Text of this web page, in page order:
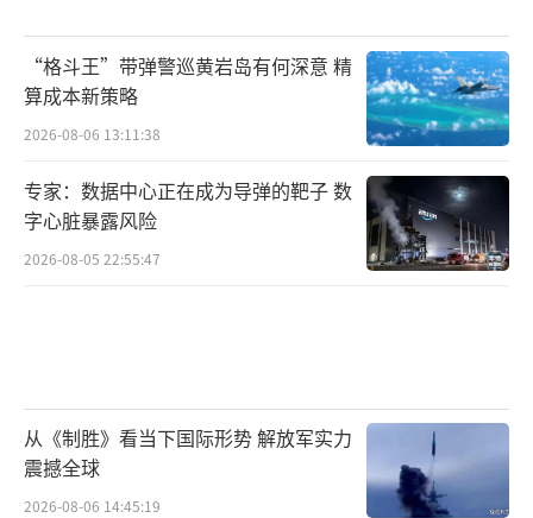
“格斗王”带弹警巡黄岩岛有何深意 精
算成本新策略
2026-08-06 13:11:38
专家：数据中心正在成为导弹的靶子 数
字心脏暴露风险
2026-08-05 22:55:47
从《制胜》看当下国际形势 解放军实力
震撼全球
2026-08-06 14:45:19